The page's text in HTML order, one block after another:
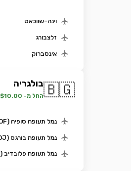
וינה-שווכאט
זלצבורג
אינסברוק
🇧🇬בולגריה
החל מ- $10.00 ליום
נמל תעופה סופיה (SOF)
נמל תעופה בורגס (BOJ)
נמל תעופה פלובדיב (PDV)